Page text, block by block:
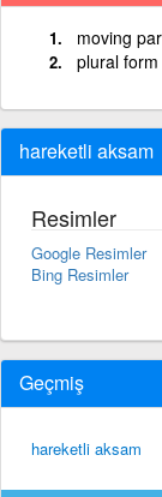
moving
plural
hareketli aksam
Resimler
Google Resimler
Bing Resimler
Geçmiş
hareketli aksam